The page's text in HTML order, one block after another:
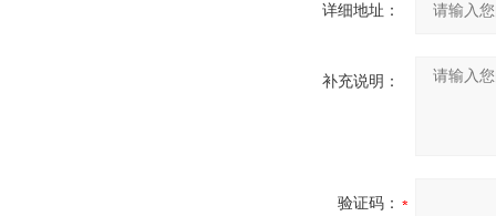
详细地址：
补充说明：
验证码：